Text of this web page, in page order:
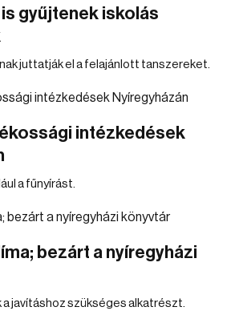
gyűjtenek iskolás
juttatják el a felajánlott tanszereket.
intézkedések
a fűnyírást.
bezárt a nyíregyházi
javításhoz szükséges alkatrészt.